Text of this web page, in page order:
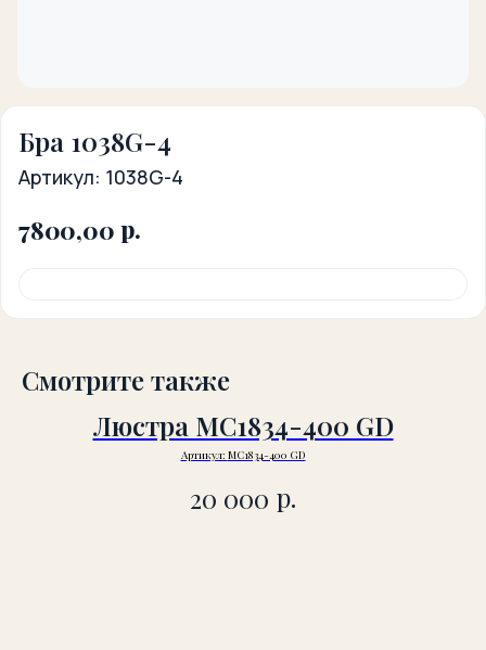
Бра 1038G-4
Артикул: 1038G-4
7800,00 р.
Смотрите также
Люстра MC1834-400 GD
Артикул: MC1834-400 GD
20 000 р.